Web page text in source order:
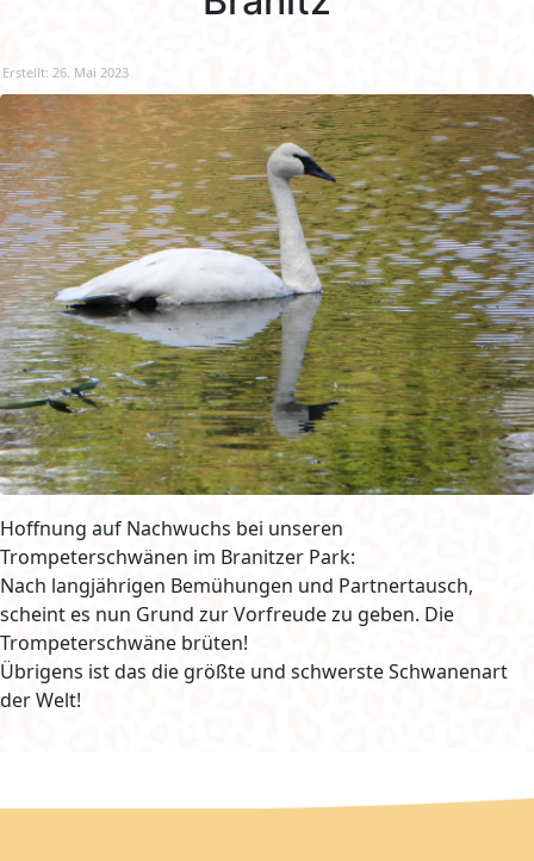
Erstellt: 26. Mai 2023
Hoffnung auf Nachwuchs bei unseren
Trompeterschwänen im Branitzer Park:
Nach langjährigen Bemühungen und Partnertausch,
scheint es nun Grund zur Vorfreude zu geben. Die
Trompeterschwäne brüten!
Übrigens ist das die größte und schwerste Schwanenart
der Welt!